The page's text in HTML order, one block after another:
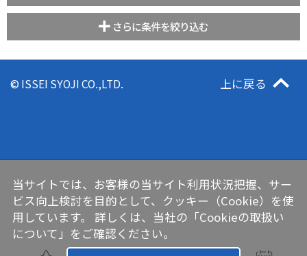
さらに条件を絞り込む
© ISSEI SYOJI CO.,LTD. 上に戻る
当サイトでは、お客様の当サイト利用状況把握、サー
ビス向上検討を目的として、クッキー（Cookie）を使
用しています。 詳しくは、当社の 「Cookieの取扱い
について」 をご確認ください。